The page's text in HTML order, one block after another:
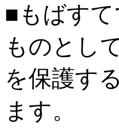
■もばす
ものとし
を保護す
ます。